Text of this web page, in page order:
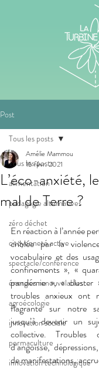
Post
Tous les posts
alimentation
pedagogie alternatives
zéro déchet
citoyenneté active
spectacle/conférence
énergies renouvelables
agroécologie
innovation sociale
permaculture
innovation technologique
Tous les posts
L’éco-anxiété,
mal de Terre ?
Amélie Mammou
15 févr. 2021
En réaction à l’année
criblée par la
vocabulaire et des
confinements », «
pandémie », «
troubles anxieux ont
flagrante sur notre
jusqu’à devenir un
collective. Troubles
d’angoisse,
de manifestations,